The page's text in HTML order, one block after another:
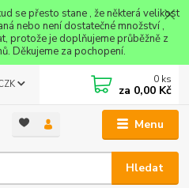
se přesto stane , že některá velikost
nebo není dostatečné množství ,
protože je doplňujeme průběžně z
Děkujeme za pochopení.
Menu
Hledat
0 ks
za 0,00 Kč